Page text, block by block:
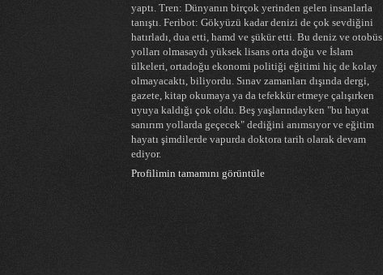
yaptı. Tren: Dünyanın birçok yerinden gelen insanlarla
tanıştı. Feribot: Gökyüzü kadar denizi de çok sevdiğini
hatırladı, dua etti, hamd ve şükür etti. Bu deniz ve otobüs
yolları olmasaydı yüksek lisans orta doğu ve İslam
ülkeleri, ortadoğu ekonomi politiği eğitimi hiç de kolay
olmayacaktı, biliyordu. Sınav zamanları dışında dergi,
gazete, kitap okumaya ya da tefekkür etmeye çalışırken
uyuya kaldığı çok oldu. Beş yaşlarındayken "bu hayat
sanırım yollarda geçecek" dediğini anımsıyor ve eğitim
hayatı şimdilerde vapurda doktora tarih olarak devam
ediyor.
Profilimin tamamını görüntüle